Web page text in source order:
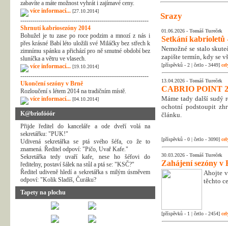
zabavíte a máte možnost vyhrát i zajímavé ceny.
více informací... [27.10.2014]
---------------------------------------------------------------
Shrnutí kabriosezóny 2014
Bohužel je tu zase po roce podzim a mnozí z nás i
přes krásné Babí léto uložili své Miláčky bez střech k
zimnímu spánku a přichází pro ně smutné období bez
sluníčka a větru ve vlasech.
více informací... [19.10.2014]
---------------------------------------------------------------
Ukončení sezóny v Brně
Rozloučení s létem 2014 na tradičním místě.
více informací... [04.10.2014]
K@briofóóór
Přijde ředitel do kanceláře a ode dveří volá na
sekretářku: "PUK!"
Udivená sekretářka se ptá svého šéfa, co že to
znamená. Ředitel odpoví: "Pičo, Uvař Kafe."
Sekretářka tedy uvaří kafe, nese ho šéfovi do
ředitelny, postaví šálek na stůl a ptá se: "KSČ?"
Ředitel udiveně hledí a sekretářka s milým úsměvem
odpoví: "Kolik Sladíš, Čuráku?
Tapety na plochu
Srazy
01.06.2026 - Tomáš Tureček
Setkání kabrioletů
Nemožné se stalo
zapište termín, kdy se
[příspěvků - 2 | četlo - 3449]
13.04.2026 - Tomáš Tureček
CABRIO POINT
Máme tady další sudý
ochotní podstoupit
článku.
[příspěvků - 0 | četlo - 3090]
30.03.2026 - Tomáš Tureček
Zahájení sezóny v
Ahojte
těchto
[příspěvků - 1 | četlo - 2454]